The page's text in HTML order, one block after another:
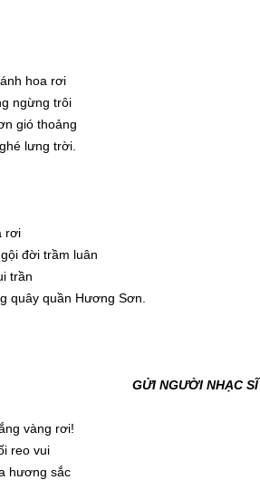
hoa rơi
ngừng trôi
gió thoảng
lưng trời.
rơi
đời trầm luân
trần
quây quần Hương Sơn.
GỬI NGƯỜI NHẠC
vàng rơi!
reo vui
hương sắc